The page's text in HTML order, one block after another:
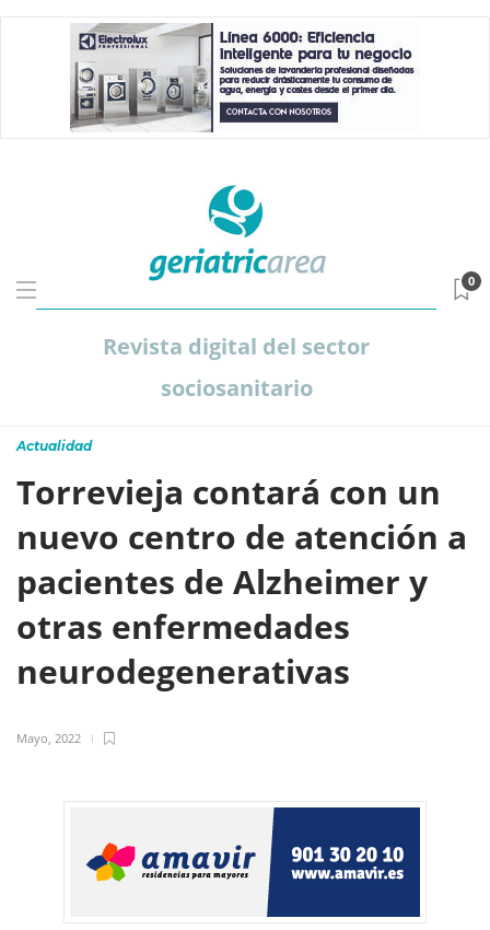
Revista digital del sector
sociosanitario
0
Actualidad
Torrevieja contará con un
nuevo centro de atención a
pacientes de Alzheimer y
otras enfermedades
neurodegenerativas
Mayo, 2022